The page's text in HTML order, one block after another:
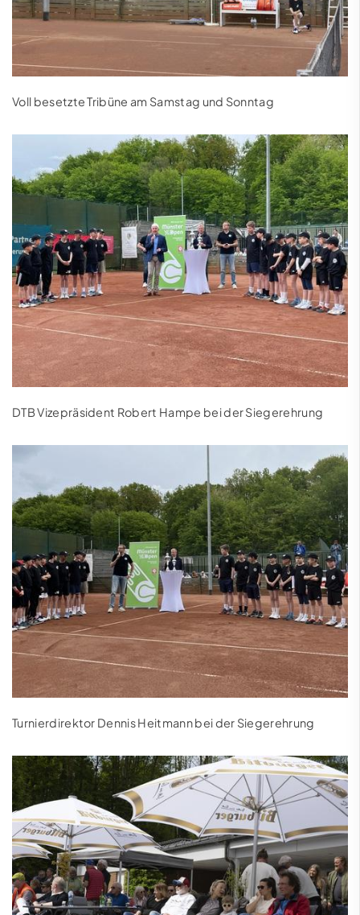
Voll besetzte Tribüne am Samstag und Sonntag
DTB Vizepräsident Robert Hampe bei der Siegerehrung
Turnierdirektor Dennis Heitmann bei der Siegerehrung